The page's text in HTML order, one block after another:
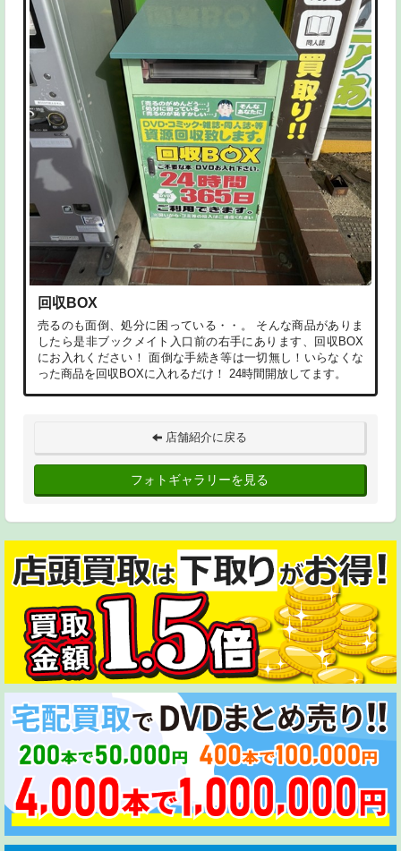
回収BOX
売るのも面倒、処分に困っている・・。 そんな商品がありま
したら是非ブックメイト入口前の右手にあります、回収BOX
にお入れください！ 面倒な手続き等は一切無し！いらなくな
った商品を回収BOXに入れるだけ！ 24時間開放してます。
店舗紹介に戻る
フォトギャラリーを見る